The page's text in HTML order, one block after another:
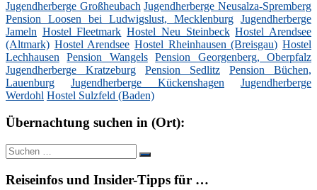
Jugendherberge Großheubach Jugendherberge Neusalza-Spremberg
Pension Loosen bei Ludwigslust, Mecklenburg Jugendherberge
Jameln Hostel Fleetmark Hostel Neu Steinbeck Hostel Arendsee
(Altmark) Hostel Arendsee Hostel Rheinhausen (Breisgau) Hostel
Lechhausen
Pension Wangels
Pension Georgenberg, Oberpfalz
Jugendherberge Kratzeburg
Pension Sedlitz
Pension Büchen,
Lauenburg
Jugendherberge Kückenshagen
Jugendherberge
Werdohl Hostel Sulzfeld (Baden)
Übernachtung suchen in (Ort):
Suche
nach:
Suchen
Reiseinfos und Insider-Tipps für …